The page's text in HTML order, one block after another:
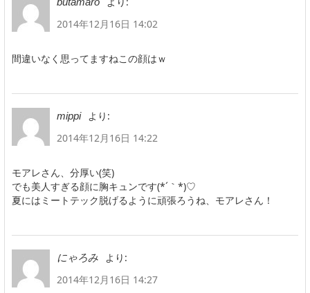
2014年12月16日 14:02
間違いなく思ってますねこの顔はｗ
mippi
より:
2014年12月16日 14:22
モアレさん、分厚い(笑)
でも美人すぎる顔に胸キュンです(*´｀*)♡
夏にはミートテック脱げるように頑張ろうね、モアレさん！
にゃろみ
より:
2014年12月16日 14:27